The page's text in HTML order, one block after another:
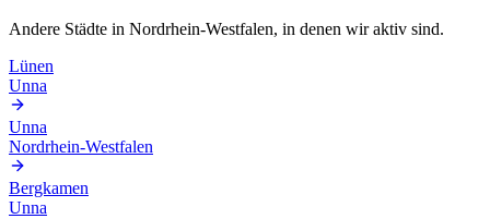
Andere Städte in Nordrhein-Westfalen, in denen wir aktiv sind.
Lünen
Unna
Unna
Nordrhein-Westfalen
Bergkamen
Unna